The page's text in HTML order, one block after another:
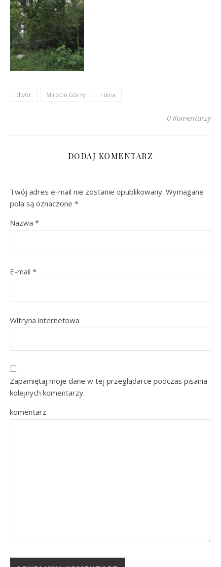
dwór Mirocin Górny ruina
0 Komentarzy
DODAJ KOMENTARZ
Twój adres e-mail nie zostanie opublikowany. Wymagane
pola są oznaczone *
Nazwa *
E-mail *
Witryna internetowa
Zapamiętaj moje dane w tej przeglądarce podczas pisania
kolejnych komentarzy.
komentarz